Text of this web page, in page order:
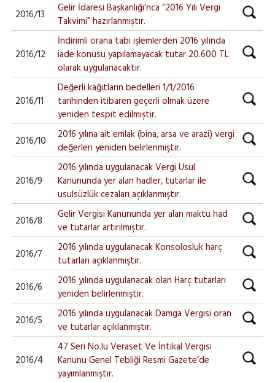
2016/13
Gelir İdaresi Başkanlığı’nca “2016 Yılı Vergi
Takvimi” hazırlanmıştır.
2016/12
İndirimli orana tabi işlemlerden 2016 yılında
iade konusu yapılamayacak tutar 20.600 TL
olarak uygulanacaktır.
2016/11
Değerli kağıtların bedelleri 1/1/2016
tarihinden itibaren geçerli olmak üzere
yeniden tespit edilmiştir.
2016/10
2016 yılına ait emlak (bina, arsa ve arazi) vergi
değerleri yeniden belirlenmiştir.
2016/9
2016 yılında uygulanacak Vergi Usul
Kanununda yer alan hadler, tutarlar ile
usulsüzlük cezaları açıklanmıştır.
2016/8
Gelir Vergisi Kanununda yer alan maktu had
ve tutarlar artırılmıştır.
2016/7
2016 yılında uygulanacak Konsolosluk harç
tutarları açıklanmıştır.
2016/6
2016 yılında uygulanacak olan Harç tutarları
yeniden belirlenmiştir.
2016/5
2016 yılında uygulanacak Damga Vergisi oran
ve tutarlar açıklanmıştır.
2016/4
47 Seri No.lu Veraset Ve İntikal Vergisi
Kanunu Genel Tebliği Resmi Gazete’de
yayımlanmıştır.